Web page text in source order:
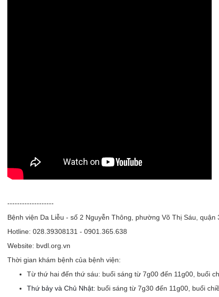
-------------------
Bệnh viện Da Liễu - số 2 Nguyễn Thông, phường Võ Thị Sáu, quận
Hotline: 028.39308131 - 0901.365.638
Website: bvdl.org.vn
Thời gian khám bệnh của bệnh viện:
Từ thứ hai đến thứ sáu: buổi sáng từ 7g00 đến 11g00, buổi
Thứ bảy và Chủ Nhật: buổi sáng từ 7g30 đến 11g00, buổi